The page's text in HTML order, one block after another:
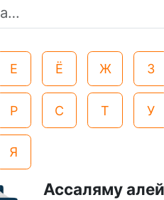
Е Ё Ж З
Р С Т У
Я
Ассаляму